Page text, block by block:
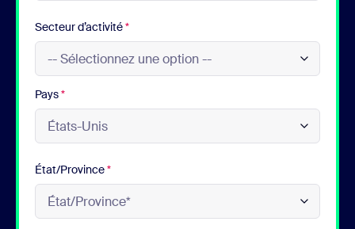
Secteur d’activité*
Pays*
État/Province*